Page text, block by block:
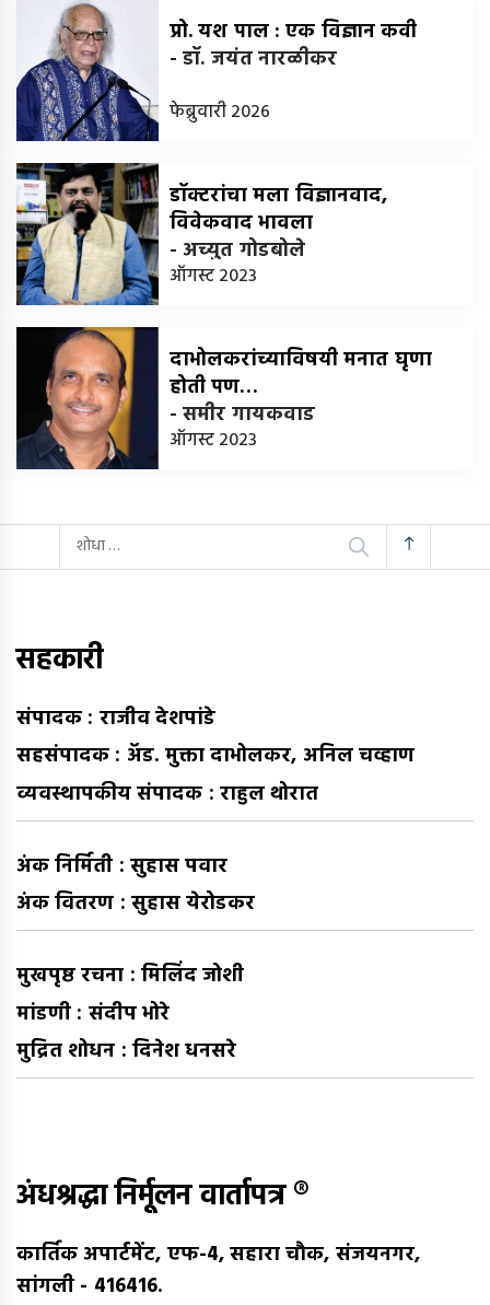
प्रो. यश पाल : एक विज्ञान कवी
-डॉ. जयंत नारळीकर
फेब्रुवारी 2026
डॉक्टरांचा मला विज्ञानवाद,
विवेकवाद भावला
- अच्युत गोडबोले
ऑगस्ट 2023
दाभोलकरांच्याविषयी मनात घृणा
होती पण…
-समीर गायकवाड
ऑगस्ट 2023
यांचा
शोध
सहकारी
संपादक : राजीव देशपांडे
सहसंपादक : अ‍ॅड. मुक्ता दाभोलकर, अनिल चव्हाण
व्यवस्थापकीय संपादक : राहुल थोरात
अंक निर्मिती : सुहास पवार
अंक वितरण : सुहास येरोडकर
मुखपृष्ठ रचना : मिलिंद जोशी
मांडणी : संदीप भोरे
मुद्रित शोधन : दिनेश धनसरे
अंधश्रद्धा निर्मूलन वार्तापत्र ®
कार्तिक अपार्टमेंट, एफ-4, सहारा चौक, संजयनगर,
सांगली - 416416.